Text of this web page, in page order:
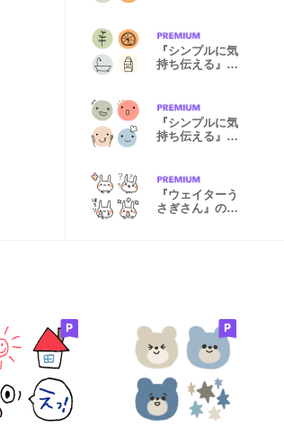
『シンプルに気
持ち伝える』北
『シンプルに気
持ち伝える』北
『ウェイターう
さぎさん』の絵